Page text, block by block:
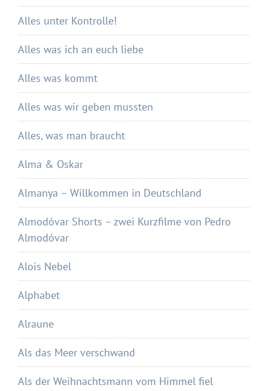
Alles unter Kontrolle!
Alles was ich an euch liebe
Alles was kommt
Alles was wir geben mussten
Alles, was man braucht
Alma & Oskar
Almanya – Willkommen in Deutschland
Almodóvar Shorts – zwei Kurzfilme von Pedro
Almodóvar
Alois Nebel
Alphabet
Alraune
Als das Meer verschwand
Als der Weihnachtsmann vom Himmel fiel